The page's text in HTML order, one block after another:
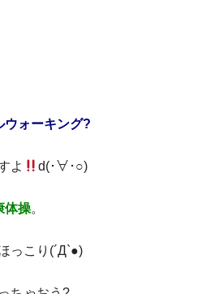
ウォーキング?
よ d(･∀･○)
体操。
っこり(´Д`●)